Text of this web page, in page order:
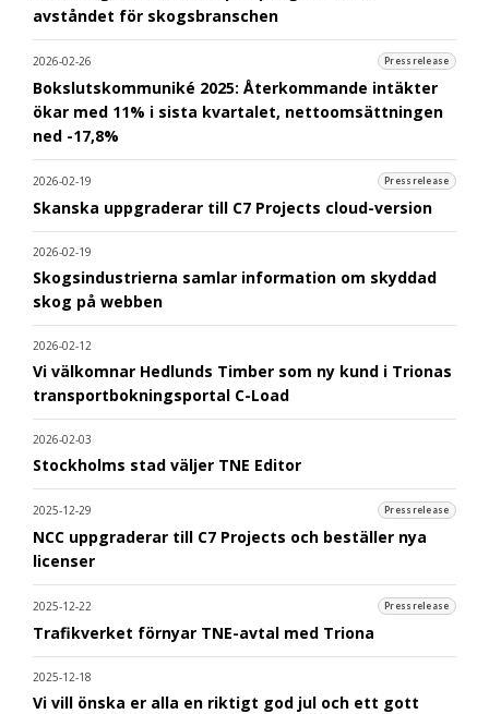
avståndet för skogsbranschen
2026-02-26 Pressrelease
Bokslutskommuniké 2025: Återkommande intäkter
ökar med 11% i sista kvartalet, nettoomsättningen
ned -17,8%
2026-02-19 Pressrelease
Skanska uppgraderar till C7 Projects cloud-version
2026-02-19
Skogsindustrierna samlar information om skyddad
skog på webben
2026-02-12
Vi välkomnar Hedlunds Timber som ny kund i Trionas
transportbokningsportal C-Load
2026-02-03
Stockholms stad väljer TNE Editor
2025-12-29 Pressrelease
NCC uppgraderar till C7 Projects och beställer nya
licenser
2025-12-22 Pressrelease
Trafikverket förnyar TNE-avtal med Triona
2025-12-18
Vi vill önska er alla en riktigt god jul och ett gott